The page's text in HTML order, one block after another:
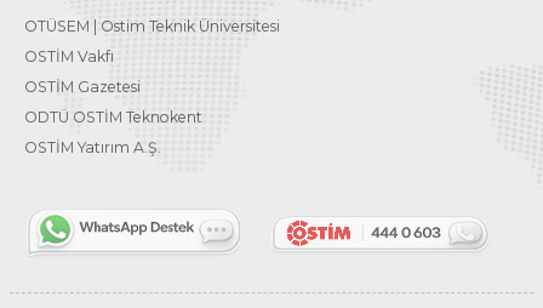
OTÜSEM | Ostim Teknik Üniversitesi
OSTİM Vakfı
OSTİM Gazetesi
ODTÜ OSTİM Teknokent
OSTİM Yatırım A.Ş.